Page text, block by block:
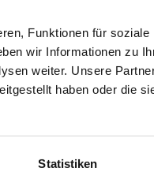
Funktionen für
wir Informationen zu
weiter. Unsere
haben oder die
Statistiken